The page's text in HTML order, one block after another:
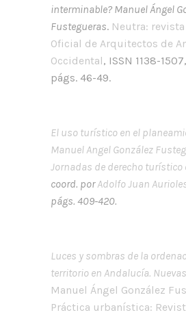
interminable? Manuel Ángel
Fustegueras. Neutra:
Oficial de Arquitectos de
Occidental, ISSN 1138-1507,
págs. 46-49.
El uso turístico en el
Manuel Angel González
Jornadas de derecho turístico
coord. porAdolfo Juan
págs. 409-420.
Luces y sombras de la
territorio en Andalucía.
Manuel Ángel González
Práctica urbanística: